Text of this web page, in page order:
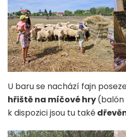
U baru se nachází fajn
hřiště na míčové hry
k dispozici jsou tu také